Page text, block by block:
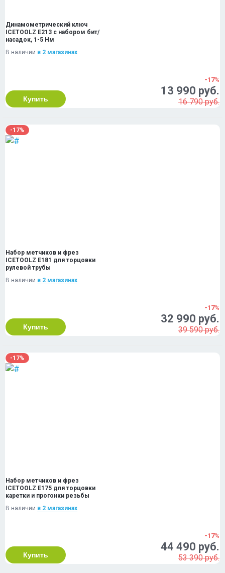
Динамометрический ключ
ICETOOLZ E213 с набором бит/
насадок, 1-5 Нм
В наличии в 2 магазинах
Купить
-17%
13 990 руб.
16 790 руб.
-17%
Набор метчиков и фрез
ICETOOLZ E181 для торцовки
рулевой трубы
В наличии в 2 магазинах
Купить
-17%
32 990 руб.
39 590 руб.
-17%
Набор метчиков и фрез
ICETOOLZ E175 для торцовки
каретки и прогонки резьбы
В наличии в 2 магазинах
Купить
-17%
44 490 руб.
53 390 руб.